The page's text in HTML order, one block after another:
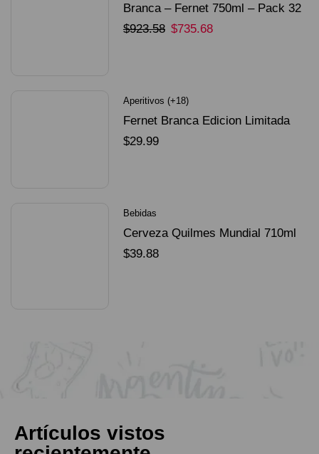
Branca – Fernet 750ml – Pack 32
Unidades
$923.58 $735.68
Aperitivos (+18)
Fernet Branca Edicion Limitada
Dorado Mundial
$29.99
Bebidas
Cerveza Quilmes Mundial 710ml
packX4
$39.88
Artículos vistos